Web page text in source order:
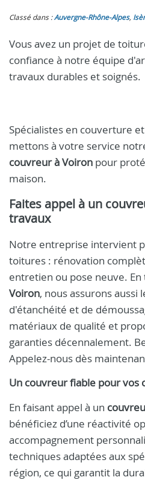
Classé dans :Auvergne-Rhône-Alpes,
Vous avez un projet de
confiance à notre équipe
travaux durables et soignés.
Spécialistes en couverture
mettons à votre service
couvreur à Voiron pour
maison.
Faites appel à un
travaux
Notre entreprise intervient
toitures : rénovation
entretien ou pose neuve. En
Voiron, nous assurons aussi
d'étanchéité et de
matériaux de qualité et
garanties décennalement.
Appelez-nous dès
Un couvreurfiable pour vos
En faisant appel à un
bénéficiez d’une réactivité
accompagnement
techniques adaptées aux
région, ce qui garantit la